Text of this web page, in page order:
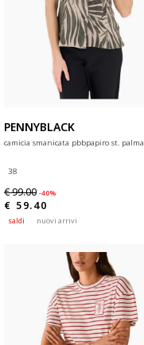
PENNYBLACK
camicia smanicata pbbpapiro st. palma
38
€ 99.00 -40%
€ 59.40
saldi nuovi arrivi